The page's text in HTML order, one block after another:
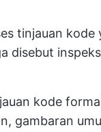
tinjauan kode
disebut
kode
gambaran